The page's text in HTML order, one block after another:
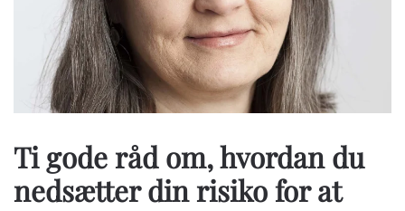
Ti gode råd om, hvordan du
nedsætter din risiko for at